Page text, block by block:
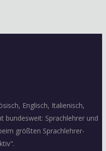
Englisch, Italienisch,
bundesweit: Sprachlehrer und
größten Sprachlehrer-